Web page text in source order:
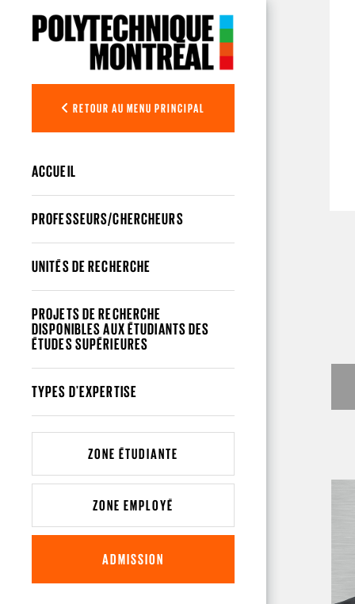
RETOUR AU MENU PRINCIPAL
ACCUEIL
PROFESSEURS/CHERCHEURS
UNITÉS DE RECHERCHE
PROJETS DE RECHERCHE
DISPONIBLES AUX ÉTUDIANTS DES
ÉTUDES SUPÉRIEURES
TYPES D'EXPERTISE
ZONE ÉTUDIANTE
ZONE EMPLOYÉ
ADMISSION